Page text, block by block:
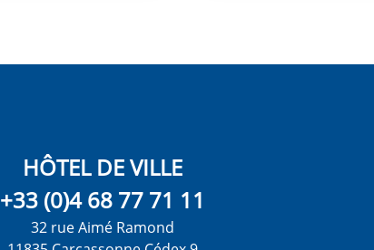
HÔTEL DE VILLE
+33 (0)4 68 77 71 11
32 rue Aimé Ramond